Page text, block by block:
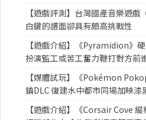
【遊戲評測】台灣國產音樂遊
白鍵的譜面卻具有頗高挑戰性
【遊戲介紹】《Pyramidion》
扮演監工或苦工奮力鞭打對方前
【媒體試玩】《Pokémon
鎮DLC 復建水中都市同場加映漆
【遊戲介紹】《Corsair Cove